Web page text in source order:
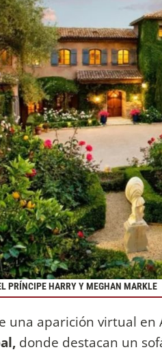
PRÍNCIPE HARRY Y MEGHAN MARKLE
una aparición virtual en
donde destacan un